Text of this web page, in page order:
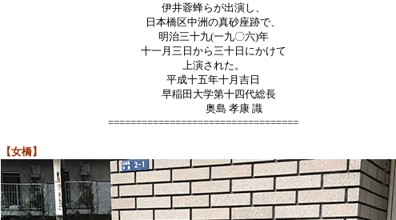
伊井蓉蜂らが出演し、
日本橋区中洲の真砂座跡で、
明治三十九(一九〇六)年
十一月三日から三十日にかけて
上演された。
平成十五年十月吉日
早稲田大学第十四代総長
奥島 孝康 識
==================================
【女橋】